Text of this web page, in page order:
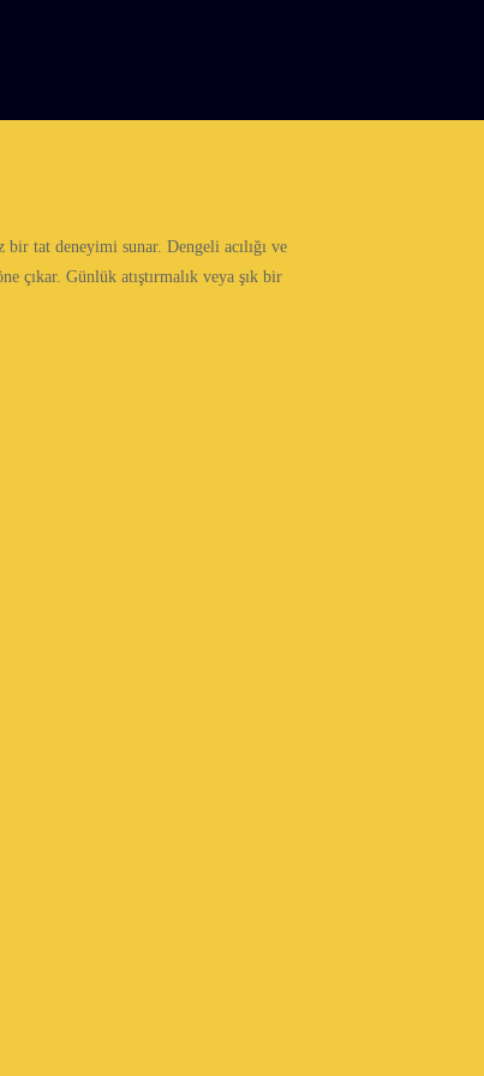
tat deneyimi sunar. Dengeli acılığı ve
çıkar. Günlük atıştırmalık veya şık bir